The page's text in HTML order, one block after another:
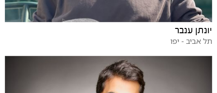
יונתן ענבר
תל אביב - יפו